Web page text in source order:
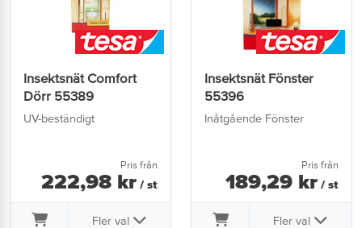
Insektsnät Comfort
Dörr 55389
UV-beständigt
Pris från
222,98 kr / st
Fler val
Insektsnät Fönster
55396
Inåtgående Fönster
Pris från
189,29 kr / st
Fler val